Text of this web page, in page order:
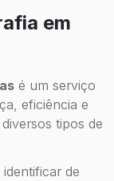
em
é um serviço
eficiência e
tipos de
de